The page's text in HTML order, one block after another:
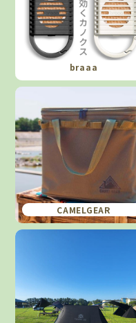
braaa
CAMELGEAR